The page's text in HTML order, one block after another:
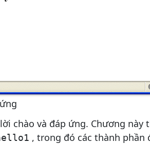
chào và đáp ứng. Chương này
, trong đó các thành phần